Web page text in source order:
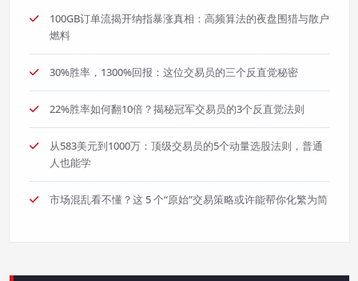
100GB订单流揭开纳指暴涨真相：高频算法的夜盘围猎与散户
燃料
30%胜率，1300%回报：这位交易员的三个反直觉秘密
22%胜率如何翻10倍？揭秘冠军交易员的3个反直觉法则
从583美元到1000万：顶级交易员的5个动量选股法则，普通
人也能学
市场混乱看不懂？这 5 个“原始”交易策略或许能帮你化繁为简